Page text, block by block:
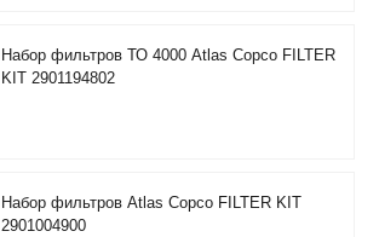
Набор фильтров ТО 4000 Atlas Copco FILTER
KIT 2901194802
Набор фильтров Atlas Copco FILTER KIT
2901004900